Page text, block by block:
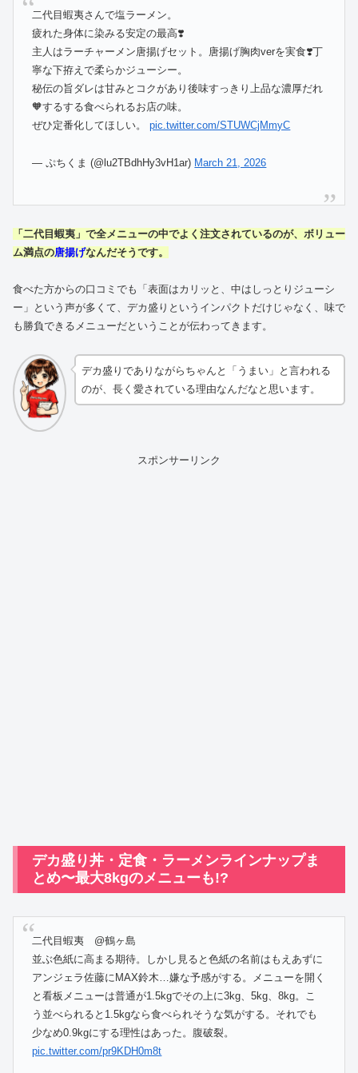
二代目蝦夷さんで塩ラーメン。
疲れた身体に染みる安定の最高❣️
主人はラーチャーメン唐揚げセット。唐揚げ胸肉verを実食❣️丁
寧な下拵えで柔らかジューシー。
秘伝の旨ダレは甘みとコクがあり後味すっきり上品な濃厚だれ
🧡するする食べられるお店の味。
ぜひ定番化してほしい。pic.twitter.com/STUWCjMmyC
— ぷちくま (@lu2TBdhHy3vH1ar) March 21, 2026
「二代目蝦夷」で全メニューの中でよく注文されているのが、ボリュー
ム満点の唐揚げなんだそうです。
食べた方からの口コミでも「表面はカリッと、中はしっとりジューシ
ー」という声が多くて、デカ盛りというインパクトだけじゃなく、味で
も勝負できるメニューだということが伝わってきます。
デカ盛りでありながらちゃんと「うまい」と言われる
のが、長く愛されている理由なんだなと思います。
スポンサーリンク
デカ盛り丼・定食・ラーメンラインナップま
とめ〜最大8kgのメニューも!?
二代目蝦夷 @鶴ヶ島
並ぶ色紙に高まる期待。しかし見ると色紙の名前はもえあずに
アンジェラ佐藤にMAX鈴木…嫌な予感がする。メニューを開く
と看板メニューは普通が1.5kgでその上に3kg、5kg、8kg。こ
う並べられると1.5kgなら食べられそうな気がする。それでも
少なめ0.9kgにする理性はあった。腹破裂。
pic.twitter.com/pr9KDH0m8t